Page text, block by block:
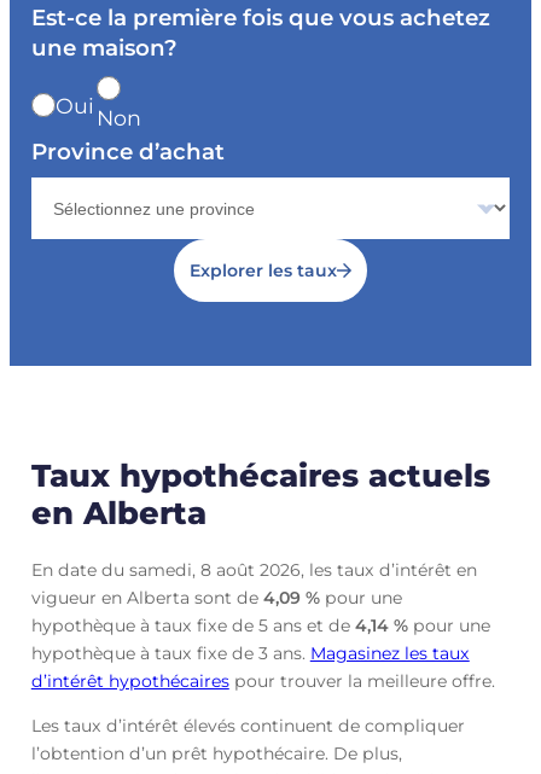
Est-ce la première fois que vous achetez
une maison?
Oui Non
Province d’achat
Explorer les taux
Taux hypothécaires actuels
en Alberta
En date du samedi, 8 août 2026, les taux d’intérêt en
vigueur en Alberta sont de 4,09 %pour une
hypothèque à taux fixe de 5 ans et de 4,14 %pour une
hypothèque à taux fixe de 3 ans. Magasinez les taux
d’intérêt hypothécairespour trouver la meilleure offre.
Les taux d’intérêt élevés continuent de compliquer
l’obtention d’un prêt hypothécaire. De plus,